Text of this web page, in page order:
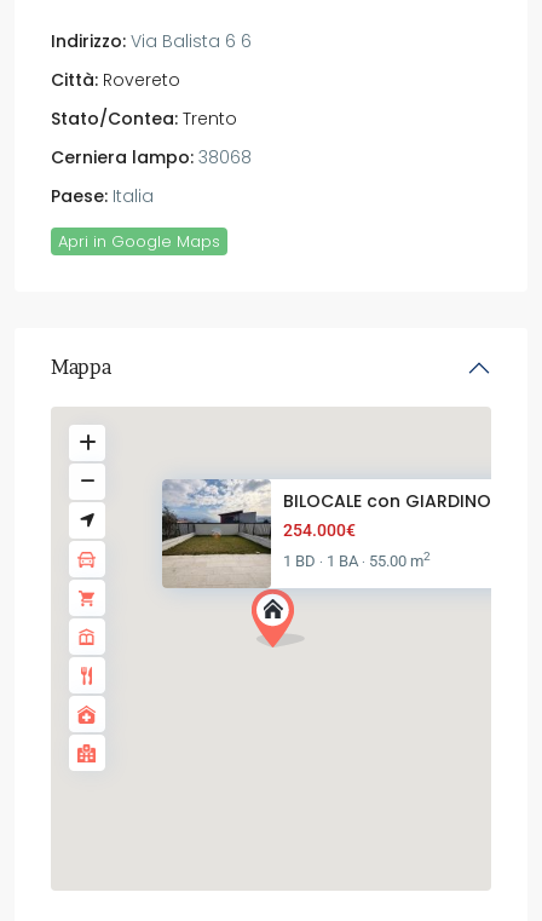
Indirizzo: Via Balista 6 6
Città: Rovereto
Stato/Contea: Trento
Cerniera lampo: 38068
Paese: Italia
Apri in Google Maps
Mappa
BILOCALE con GIARDINO
254.000€
1 BD · 1 BA · 55.00 m2